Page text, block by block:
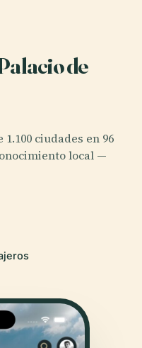
de
ciudades en 96
local —